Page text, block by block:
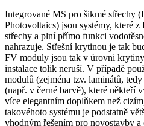
Integrované MS pro šikmé střechy
Photovoltaics) jsou systémy, které
střechy a plní přímo funkci
nahrazuje. Střešní krytinou je tak
FV moduly jsou tak v úrovni
instalace tolik neruší. V případě
modulů (zejména tzv. laminátů,
(např. v černé barvě), které někteří
více elegantním doplňkem než
takovéhoto systému je podstatně
vhodným řešením pro novostavby